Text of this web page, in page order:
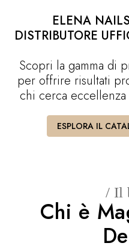
ELENA
DISTRIBUTORE
Scopri la gamma di
per offrire risultati
chi cerca
ESPLORA IL
/ Il
Chi è